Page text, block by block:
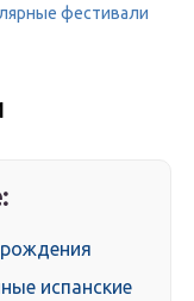
фестивали
испанские